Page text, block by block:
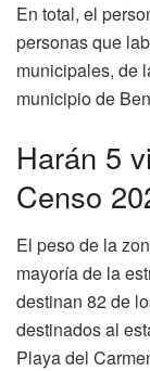
En total, el
personas que
municipales, de
municipio de
Harán 5
Censo
El peso de la
mayoría de la
destinan 82 de
destinados al
Playa del